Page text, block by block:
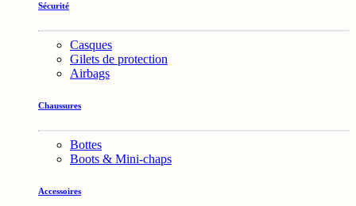
Sécurité
Casques
Gilets de protection
Airbags
Chaussures
Bottes
Boots & Mini-chaps
Accessoires